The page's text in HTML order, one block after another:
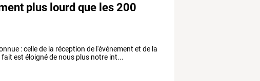
plus lourd que les200
: celle de la réception de l'événement et de la
est éloigné de nous plus notre int...